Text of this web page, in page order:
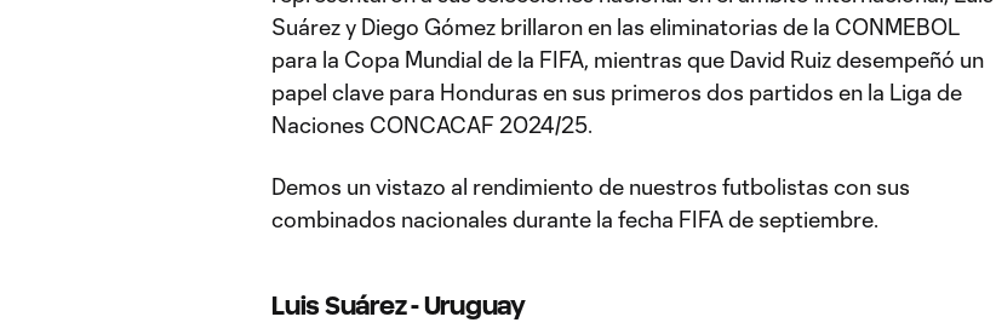
Suárez y Diego Gómez brillaron en las eliminatorias de la CONMEBOL
para la Copa Mundial de la FIFA, mientras que David Ruiz desempeñó un
papel clave para Honduras en sus primeros dos partidos en la Liga de
Naciones CONCACAF 2024/25.
Demos un vistazo al rendimiento de nuestros futbolistas con sus
combinados nacionales durante la fecha FIFA de septiembre.
Luis Suárez - Uruguay